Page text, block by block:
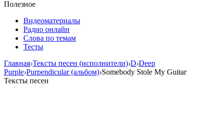
Полезное
Видеоматериалы
Радио онлайн
Слова по темам
Тесты
Главная›Тексты песен (исполнители)›D›Deep
Purple›Purpendicular (альбом)›Somebody Stole My Guitar
Тексты песен